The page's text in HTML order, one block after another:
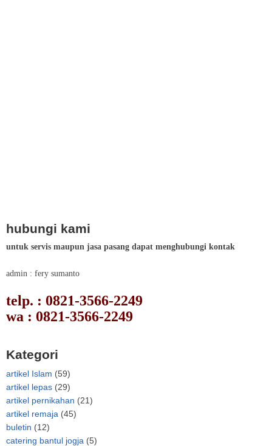
hubungi kami
untuk servis maupun jasa pasang dapat menghubungi kontak
admin : fery sumanto
telp. : 0821-3566-2249
wa : 0821-3566-2249
Kategori
artikel Islam (59)
artikel lepas (29)
artikel pernikahan (21)
artikel remaja (45)
buletin (12)
catering bantul jogja (5)